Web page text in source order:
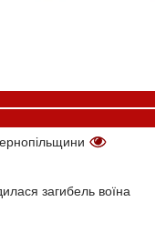
загибель воїна